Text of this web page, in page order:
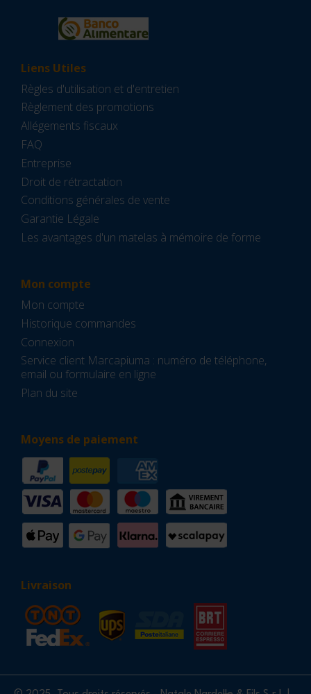
Liens Utiles
Règles d'utilisation et d'entretien
Règlement des promotions
Allégements fiscaux
FAQ
Entreprise
Droit de rétractation
Conditions générales de vente
Garantie Légale
Les avantages d'un matelas à mémoire de forme
Mon compte
Mon compte
Historique commandes
Connexion
Service client Marcapiuma : numéro de téléphone,
email ou formulaire en ligne
Plan du site
Moyens de paiement
Livraison